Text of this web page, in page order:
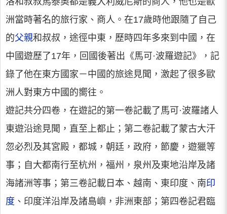
洲當時著名的旅行家、商人。在17歲時他跟隨了自己
的父親和叔叔，途徑中東，歷時四年多來到中國，在
中國遊歷了17年，回國後著出《馬可·波羅遊記》，記
錄了他在東方國家－中國的旅途見聞，激起了很多歐
洲人對東方中國的嚮往。
遊記共分四卷，在遊記的第一卷記載了馬可·波羅諸人
東遊沿途見聞，直至上都止；第二卷記載了蒙古大汗
忽必烈及其宮殿，都城，朝廷，政府，節慶，遊獵等
事；自大都南行至杭州，福州，泉州及東地沿岸及諸
海諸洲等事；第三卷記載日本、越南、東印度、南印
度 、印度洋沿岸及諸島嶼，非洲東部；第四卷記君臨